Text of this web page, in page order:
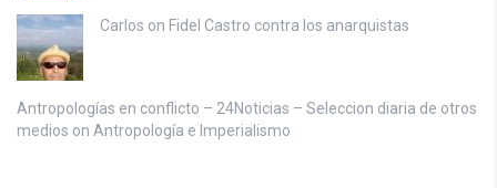
Carlos on Fidel Castro contra los anarquistas
Antropologías en conflicto – 24Noticias – Seleccion diaria de otros
medios on Antropología e Imperialismo